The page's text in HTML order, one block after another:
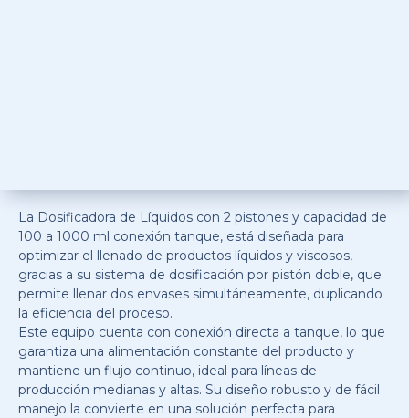
La Dosificadora de Líquidos con 2 pistones y capacidad de
100 a 1000 ml conexión tanque, está diseñada para
optimizar el llenado de productos líquidos y viscosos,
gracias a su sistema de dosificación por pistón doble, que
permite llenar dos envases simultáneamente, duplicando
la eficiencia del proceso.
Este equipo cuenta con conexión directa a tanque, lo que
garantiza una alimentación constante del producto y
mantiene un flujo continuo, ideal para líneas de
producción medianas y altas. Su diseño robusto y de fácil
manejo la convierte en una solución perfecta para